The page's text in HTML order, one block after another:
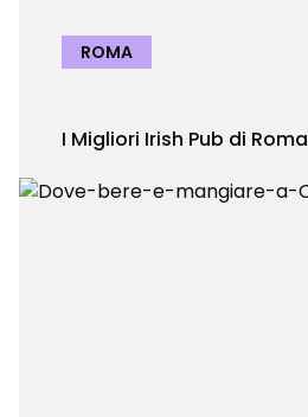
ROMA
I Migliori Irish Pub di Roma